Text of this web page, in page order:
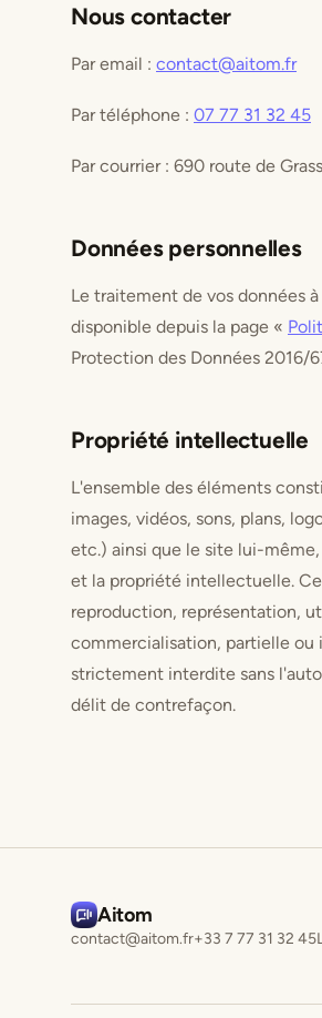
Nous contacter
Par email : contact@aitom.fr
Par téléphone : 07 77 31 32 45
Par courrier : 690 route de
Données personnelles
Le traitement de vos données
disponible depuis la page «
Protection des Données 2016/
Propriété intellectuelle
L'ensemble des éléments
images, vidéos, sons, plans,
etc.) ainsi que le site lui-
et la propriété intellectuelle.
reproduction, représentation,
commercialisation, partielle ou
strictement interdite sans
délit de contrefaçon.
Aitom
contact@aitom.fr+33 7 77 31 32 45